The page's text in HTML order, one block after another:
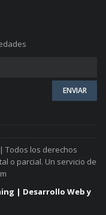
Todos los derechos
o parcial. Un servicio de
| Desarrollo Web y